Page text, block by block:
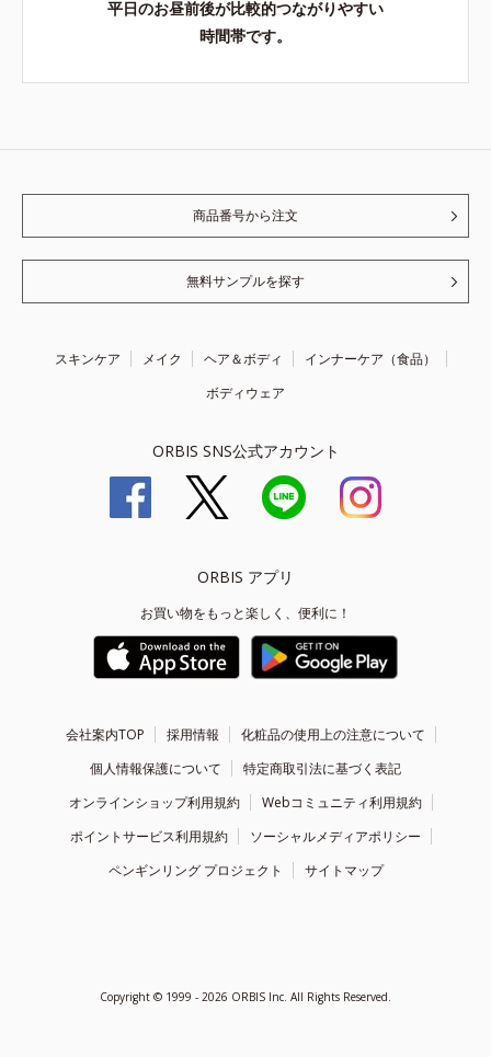
平日のお昼前後が比較的つながりやすい
時間帯です。
商品番号から注文
無料サンプルを探す
スキンケア メイク ヘア＆ボディ
インナーケア（食品）
ボディウェア
ORBIS SNS公式アカウント
ORBIS アプリ
お買い物をもっと楽しく、便利に！
会社案内TOP 採用情報
化粧品の使用上の注意について
個人情報保護について
特定商取引法に基づく表記
オンラインショップ利用規約
Webコミュニティ利用規約
ポイントサービス利用規約
ソーシャルメディアポリシー
ペンギンリング プロジェクト
サイトマップ
Copyright © 1999 - 2026 ORBIS Inc. All Rights Reserved.